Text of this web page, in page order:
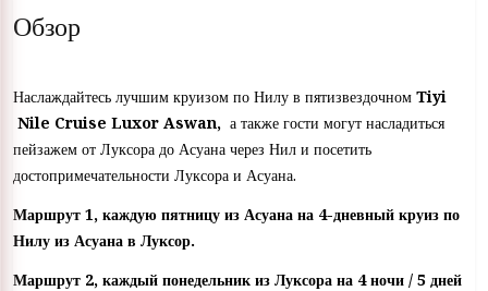
Обзор
Наслаждайтесь лучшим круизом по Нилу в пятизвездочном Tiyi
Nile Cruise Luxor Aswan, а также гости могут насладиться
пейзажем от Луксора до Асуана через Нил и посетить
достопримечательности Луксора и Асуана.
Маршрут 1, каждую пятницу из Асуана на 4-дневный круиз по
Нилу из Асуана в Луксор.
Маршрут 2, каждый понедельник из Луксора на 4 ночи / 5 дней